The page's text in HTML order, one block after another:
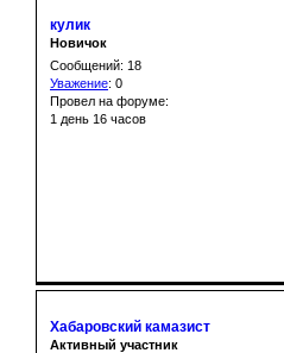
кулик
Новичок
Сообщений: 18
Уважение: 0
Провел на форуме:
1 день 16 часов
Хабаровский камазист
Активный участник